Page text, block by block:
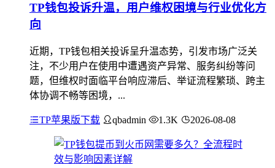
TP钱包投诉升温，用户维权困境与行业优化方
向
近期，TP钱包相关投诉呈升温态势，引发市场广泛关
注，不少用户在使用中遭遇资产异常、服务纠纷等问
题，但维权时面临平台响应滞后、举证流程繁琐、跨主
体协调不畅等困境，...
TP苹果版下载 qbadmin 1.3K 2026-08-08